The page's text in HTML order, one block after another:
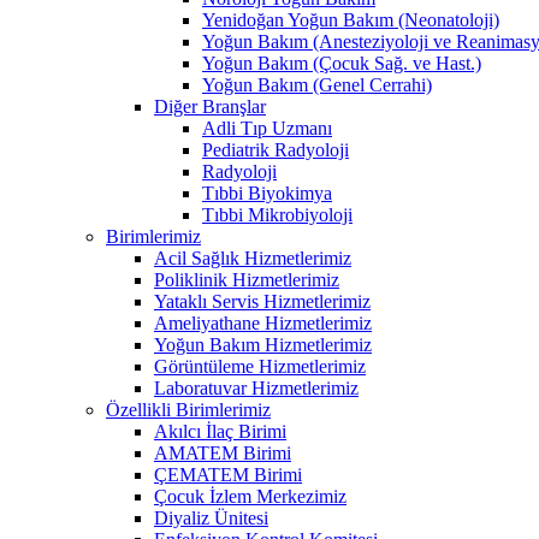
Yenidoğan Yoğun Bakım (Neonatoloji)
Yoğun Bakım (Anesteziyoloji ve
Yoğun Bakım (Çocuk Sağ. ve Hast.)
Yoğun Bakım (Genel Cerrahi)
Diğer Branşlar
Adli Tıp Uzmanı
Pediatrik Radyoloji
Radyoloji
Tıbbi Biyokimya
Tıbbi Mikrobiyoloji
Birimlerimiz
Acil Sağlık Hizmetlerimiz
Poliklinik Hizmetlerimiz
Yataklı Servis Hizmetlerimiz
Ameliyathane Hizmetlerimiz
Yoğun Bakım Hizmetlerimiz
Görüntüleme Hizmetlerimiz
Laboratuvar Hizmetlerimiz
Özellikli Birimlerimiz
Akılcı İlaç Birimi
AMATEM Birimi
ÇEMATEM Birimi
Çocuk İzlem Merkezimiz
Diyaliz Ünitesi